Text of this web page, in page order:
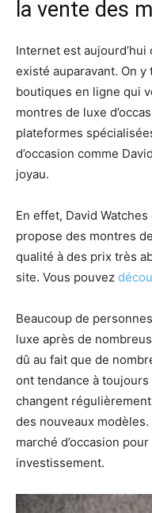
la vente des
Internet est aujourd’hui
existé auparavant. On
boutiques en ligne qui
montres de luxe
plateformes
d’occasion comme
joyau.
En effet, David
propose des montres
qualité à des prix très
site. Vous pouvez
Beaucoup de
luxe après de
dû au fait que de
ont tendance à
changent
des nouveaux
marché d’occasion
investissement.